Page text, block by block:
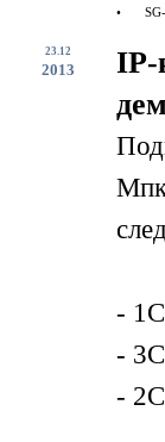
•
23.12
2013
- 1С
-
-